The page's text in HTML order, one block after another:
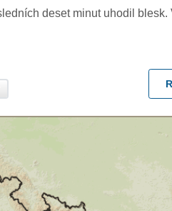
deset minut uhodil blesk.